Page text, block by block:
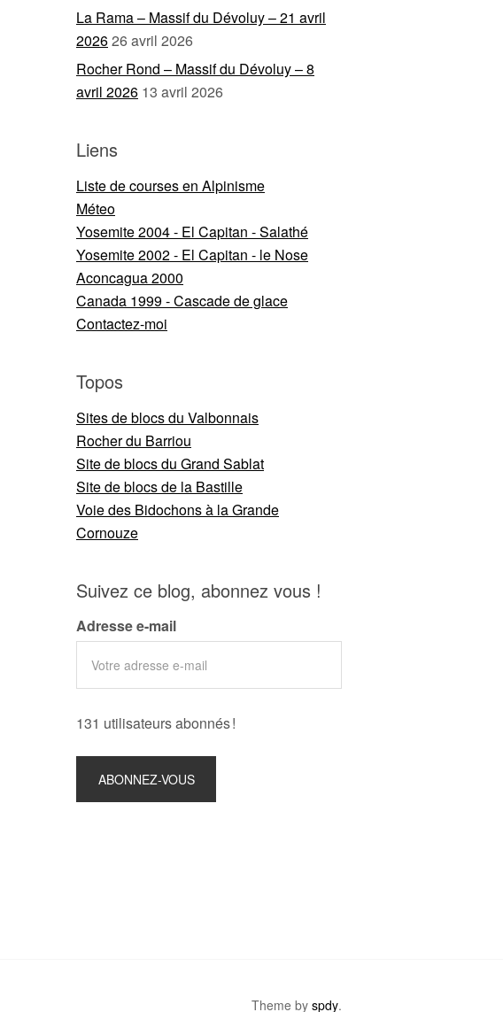
La Rama – Massif du Dévoluy – 21 avril
202626 avril 2026
Rocher Rond – Massif du Dévoluy – 8
avril 2026 13 avril 2026
Liens
Liste de courses en Alpinisme
Méteo
Yosemite 2004 - El Capitan - Salathé
Yosemite 2002 - El Capitan - le Nose
Aconcagua 2000
Canada 1999 - Cascade de glace
Contactez-moi
Topos
Sites de blocs du Valbonnais
Rocher du Barriou
Site de blocs du Grand Sablat
Site de blocs de la Bastille
Voie des Bidochons à la Grande
Cornouze
Suivez ce blog, abonnez vous !
Adresse e-mail
131 utilisateurs abonnés !
Theme by spdy.